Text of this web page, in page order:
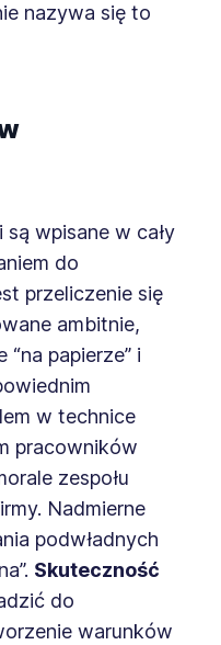
nazywa się to
wpisane w cały
do
przeliczenie się
ambitnie,
papierze” i
w technice
pracowników
zespołu
Nadmierne
podwładnych
Skuteczność
do
warunków